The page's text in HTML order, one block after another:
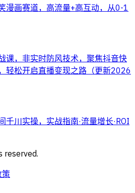
漫画赛道，高流量+高互动，从0-1
课，非实时防风技术，聚焦抖音快
轻松开启直播变现之路（更新2026
千川实操，实战指南·流量增长·ROI
reserved.
策